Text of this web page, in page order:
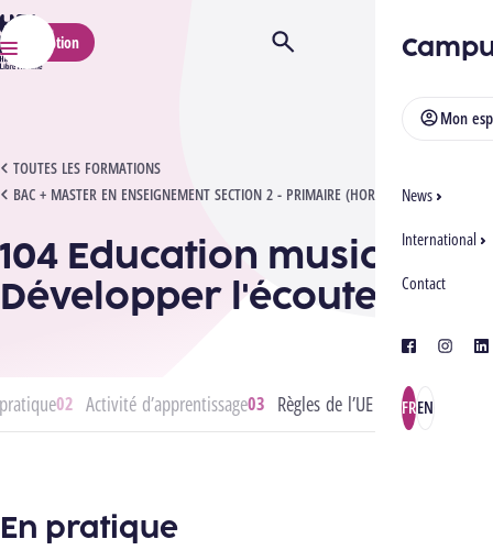
HELMo
Menu
Mon
News
International
Contact
facebook
FREN
Inscription Ouvrir/Fermer la recherche
TOUTES LES FORMATIONS
BAC + MASTER EN ENSEIGNEMENT SECTION 2 - PRIMAIRE (HORAIRE ADAPTÉ)
104 EDUCATION MUSICALE - DÉVELOPPER L'ÉCOUTE
104 Education musicale -
Développer l'écoute
Activité d’apprentissage Règles de l’UE
En pratique